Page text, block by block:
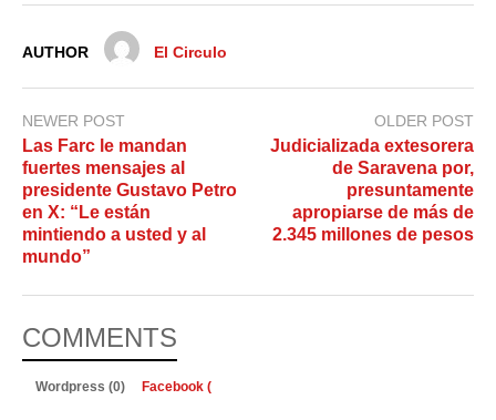
AUTHOR El Circulo
NEWER POST
Las Farc le mandan
fuertes mensajes al
presidente Gustavo Petro
en X: “Le están
mintiendo a usted y al
mundo”
OLDER POST
Judicializada extesorera
de Saravena por,
presuntamente
apropiarse de más de
2.345 millones de pesos
COMMENTS
Wordpress (0) Facebook (